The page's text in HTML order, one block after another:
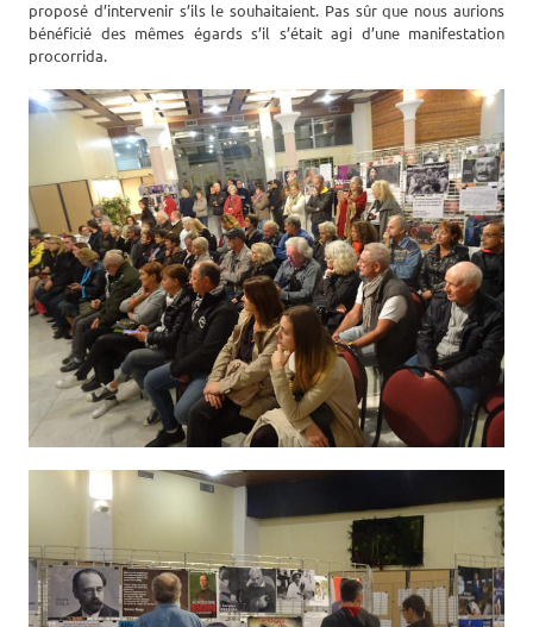
proposé d’intervenir s’ils le souhaitaient. Pas sûr que nous aurions
bénéficié des mêmes égards s’il s’était agi d’une manifestation
procorrida.